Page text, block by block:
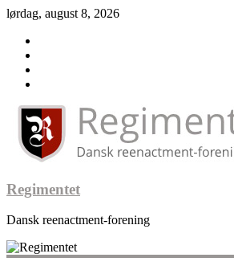
lørdag, august 8, 2026
Regimentet
Dansk reenactment-forening